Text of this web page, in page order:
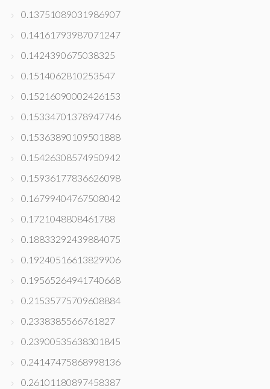
0.13751089031986907
0.14161793987071247
0.1424390675038325
0.1514062810253547
0.15216090002426153
0.15334701378947746
0.15363890109501888
0.15426308574950942
0.15936177836626098
0.16799404767508042
0.1721048808461788
0.18833292439884075
0.19240516613829906
0.19565264941740668
0.21535775709608884
0.2338385566761827
0.23900535638301845
0.24147475868998136
0.26101180897458387